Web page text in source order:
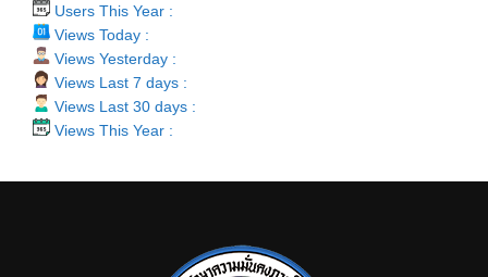
Users This Year :
Views Today :
Views Yesterday :
Views Last 7 days :
Views Last 30 days :
Views This Year :